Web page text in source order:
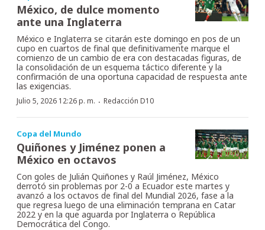
México, de dulce momento
ante una Inglaterra
México e Inglaterra se citarán este domingo en pos de un
cupo en cuartos de final que definitivamente marque el
comienzo de un cambio de era con destacadas figuras, de
la consolidación de un esquema táctico diferente y la
confirmación de una oportuna capacidad de respuesta ante
las exigencias.
Julio 5, 2026 12:26 p. m. · Redacción D10
Copa del Mundo
Quiñones y Jiménez ponen a
México en octavos
Con goles de Julián Quiñones y Raúl Jiménez, México
derrotó sin problemas por 2-0 a Ecuador este martes y
avanzó a los octavos de final del Mundial 2026, fase a la
que regresa luego de una eliminación temprana en Catar
2022 y en la que aguarda por Inglaterra o República
Democrática del Congo.